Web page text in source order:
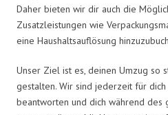
Daher bieten wir dir auch die
Zusatzleistungen wie
eine Haushaltsauflösung
Unser Ziel ist es, deinen Umzug so
gestalten. Wir sind jederzeit für
beantworten und dich während des